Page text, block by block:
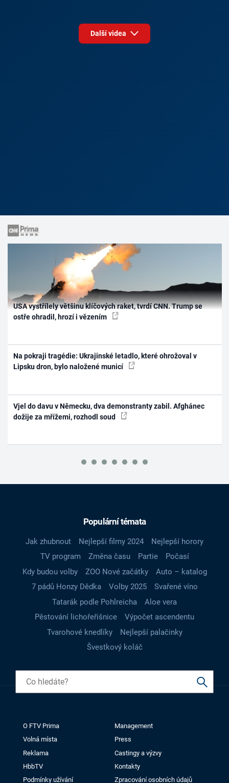
Další videa
USA vystřílely většinu klíčových raket, tvrdí CNN. Trump se
ostře ohradil, hrozí i vězením
Na pokraji tragédie: Ukrajinské letadlo, které ohrožoval v
Lipsku dron, bylo naložené municí
Vjel do davu v Německu, dva demonstranty zabil. Afghánec
dožije za mřížemi, rozhodl soud
Populární témata
Jak zhubnout Nejlepší filmy 2024
Nejlepší horory
TV program
Změna času Partie
Počasí
Kdy budou volby
ZOO Nové začátky
Auto – katalog
7 pádů Honzy Dědka
Volby 2025
Svařené víno
Tatarák podle Pohlreicha
Aloe vera
Pěstování lichořeřišnice
Výpočet ascendentu
Tvarohové knedlíky
Nejlepší palačinky
Švestkový koláč
O FTV Prima
Management
Volná místa
Press
Reklama
Castingy a výzvy
HbbTV
Kontakty
Podmínky užívání
Zpracování osobních údajů